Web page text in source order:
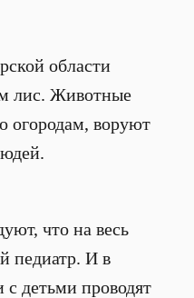
области
лис. Животные
огородам, воруют
что на весь
педиатр. И в
с детьми проводят